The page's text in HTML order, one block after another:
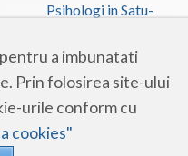
a imbunatati
Prin folosirea site-ului
urile conform cu
cookies"
diagnostic... (1)
in ... (7)
in ... (11)
in ... (9)
in ... (8)
Psihologi in Satu-
Psihologi in
Teleorman
Psihologi in Valcea